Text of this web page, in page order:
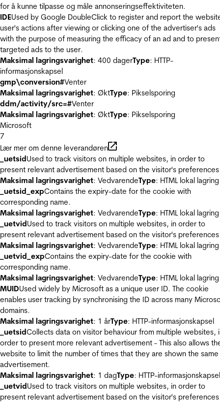
for å kunne tilpasse og måle annonseringseffektiviteten.
IDEUsed by Google DoubleClick to register and report the
user's actions after viewing or clicking one of the advertiser's ads
with the purpose of measuring the efficacy of an ad and to
targeted ads to the user.
Maksimal lagringsvarighet: 400 dagerType: HTTP-
informasjonskapsel
gmp\conversion#Venter
Maksimal lagringsvarighet: ØktType: Pikselsporing
ddm/activity/src=#Venter
Maksimal lagringsvarighet: ØktType: Pikselsporing
Microsoft
7
Lær mer om denne leverandøren
_uetsidUsed to track visitors on multiple websites, in order to
present relevant advertisement based on the visitor's
Maksimal lagringsvarighet: VedvarendeType: HTML lokal lagring
_uetsid_expContains the expiry-date for the cookie with
corresponding name.
Maksimal lagringsvarighet: VedvarendeType: HTML lokal lagring
_uetvidUsed to track visitors on multiple websites, in order to
present relevant advertisement based on the visitor's
Maksimal lagringsvarighet: VedvarendeType: HTML lokal lagring
_uetvid_expContains the expiry-date for the cookie with
corresponding name.
Maksimal lagringsvarighet: VedvarendeType: HTML lokal lagring
MUIDUsed widely by Microsoft as a unique user ID. The cookie
enables user tracking by synchronising the ID across many
domains.
Maksimal lagringsvarighet: 1 årType: HTTP-informasjonskapsel
_uetsidCollects data on visitor behaviour from multiple websites,
order to present more relevant advertisement - This also allows
website to limit the number of times that they are shown the same
advertisement.
Maksimal lagringsvarighet: 1 dagType: HTTP-informasjonskapsel
_uetvidUsed to track visitors on multiple websites, in order to
present relevant advertisement based on the visitor's